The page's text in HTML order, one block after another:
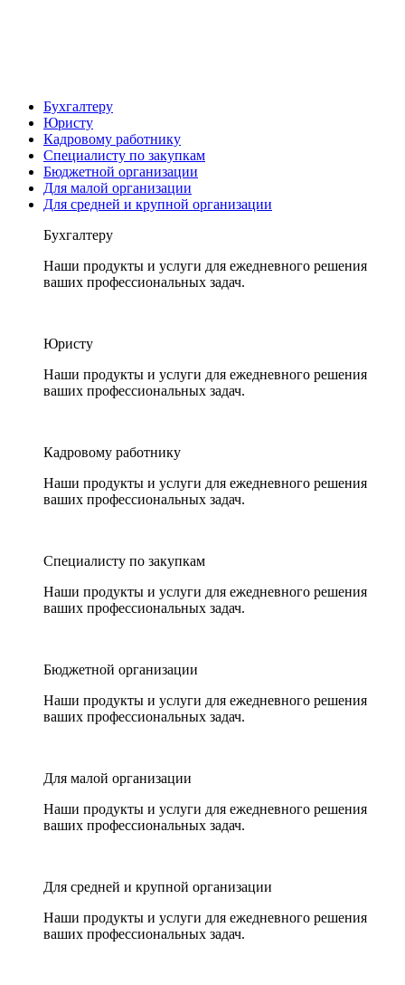
Бухгалтеру
Юристу
Кадровому работнику
Специалисту по закупкам
Бюджетной организации
Для малой организации
Для средней и крупной организации
Бухгалтеру
Наши продукты и услуги для ежедневного решения
ваших профессиональных задач.
Юристу
Наши продукты и услуги для ежедневного решения
ваших профессиональных задач.
Кадровому работнику
Наши продукты и услуги для ежедневного решения
ваших профессиональных задач.
Специалисту по закупкам
Наши продукты и услуги для ежедневного решения
ваших профессиональных задач.
Бюджетной организации
Наши продукты и услуги для ежедневного решения
ваших профессиональных задач.
Для малой организации
Наши продукты и услуги для ежедневного решения
ваших профессиональных задач.
Для средней и крупной организации
Наши продукты и услуги для ежедневного решения
ваших профессиональных задач.